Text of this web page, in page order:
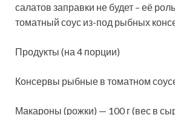
салатов заправки не будет – её
томатный соус из-под рыбных
Продукты (на 4 порции)
Консервы рыбные в томатном
Макароны (рожки) — 100 г (вес в